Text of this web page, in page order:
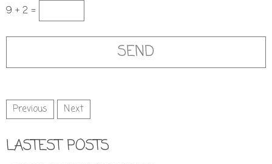
9 + 2 =
Previous Next
LASTEST POSTS